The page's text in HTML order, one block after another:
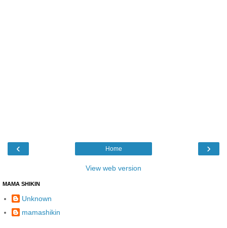
‹ ›
Home
View web version
MAMA SHIKIN
Unknown
mamashikin